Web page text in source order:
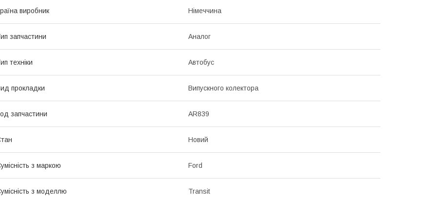
виробник Німеччина
запчастини Аналог
техніки Автобус
прокладки Випускного колектора
запчастини AR839
Новий
з маркою Ford
з моделлю Transit